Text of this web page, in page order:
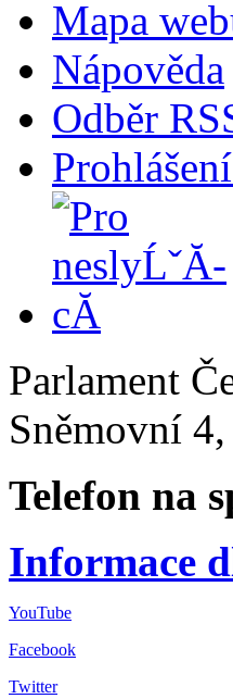
Mapa
Nápověda
Odběr
Parlament
Sněmovní
Telefon na
Informace
YouTube
Facebook
Twitter